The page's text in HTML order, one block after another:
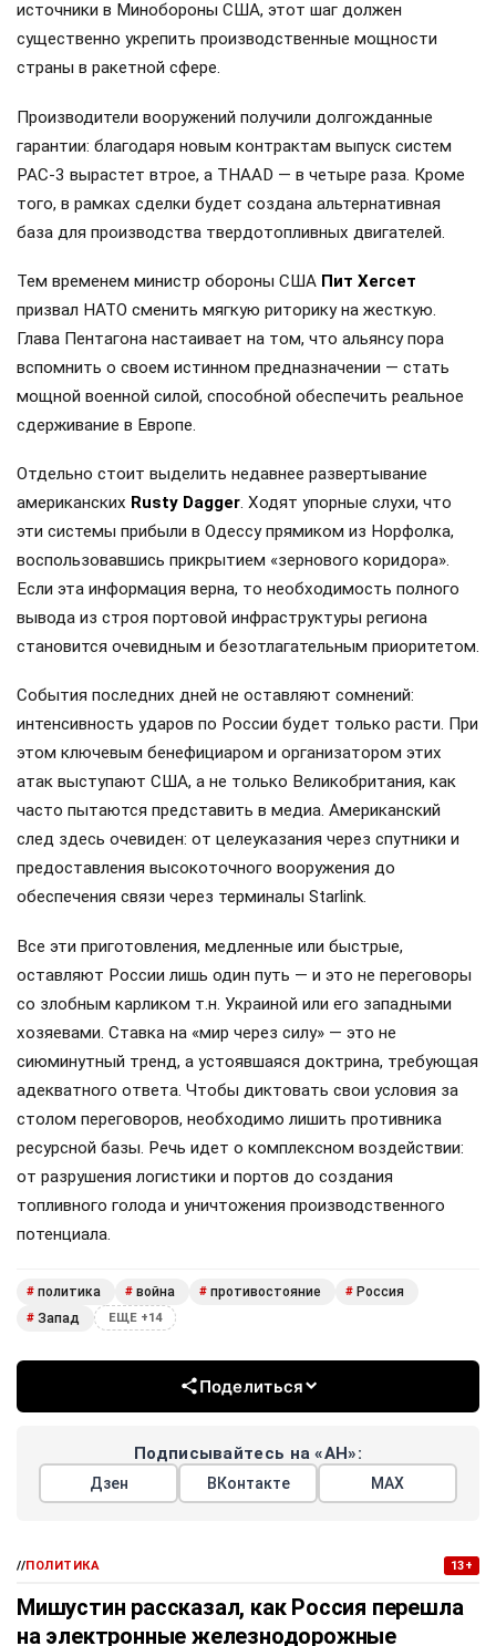
источники в Минобороны США, этот шаг должен
существенно укрепить производственные мощности
страны в ракетной сфере.
Производители вооружений получили долгожданные
гарантии: благодаря новым контрактам выпуск систем
PAC-3 вырастет втрое, а THAAD — в четыре раза. Кроме
того, в рамках сделки будет создана альтернативная
база для производства твердотопливных двигателей.
Тем временем министр обороны США Пит Хегсет
призвал НАТО сменить мягкую риторику на жесткую.
Глава Пентагона настаивает на том, что альянсу пора
вспомнить о своем истинном предназначении — стать
мощной военной силой, способной обеспечить реальное
сдерживание в Европе.
Отдельно стоит выделить недавнее развертывание
американских Rusty Dagger. Ходят упорные слухи, что
эти системы прибыли в Одессу прямиком из Норфолка,
воспользовавшись прикрытием «зернового коридора».
Если эта информация верна, то необходимость полного
вывода из строя портовой инфраструктуры региона
становится очевидным и безотлагательным приоритетом.
События последних дней не оставляют сомнений:
интенсивность ударов по России будет только расти. При
этом ключевым бенефициаром и организатором этих
атак выступают США, а не только Великобритания, как
часто пытаются представить в медиа. Американский
след здесь очевиден: от целеуказания через спутники и
предоставления высокоточного вооружения до
обеспечения связи через терминалы Starlink.
Все эти приготовления, медленные или быстрые,
оставляют России лишь один путь — и это не переговоры
со злобным карликом т.н. Украиной или его западными
хозяевами. Ставка на «мир через силу» — это не
сиюминутный тренд, а устоявшаяся доктрина, требующая
адекватного ответа. Чтобы диктовать свои условия за
столом переговоров, необходимо лишить противника
ресурсной базы. Речь идет о комплексном воздействии:
от разрушения логистики и портов до создания
топливного голода и уничтожения производственного
потенциала.
# политика # война # противостояние # Россия
# Запад ЕЩЕ +14
Поделиться
Подписывайтесь на «АН»:
Дзен ВКонтакте МАХ
//ПОЛИТИКА 13+
Мишустин рассказал, как Россия перешла
на электронные железнодорожные